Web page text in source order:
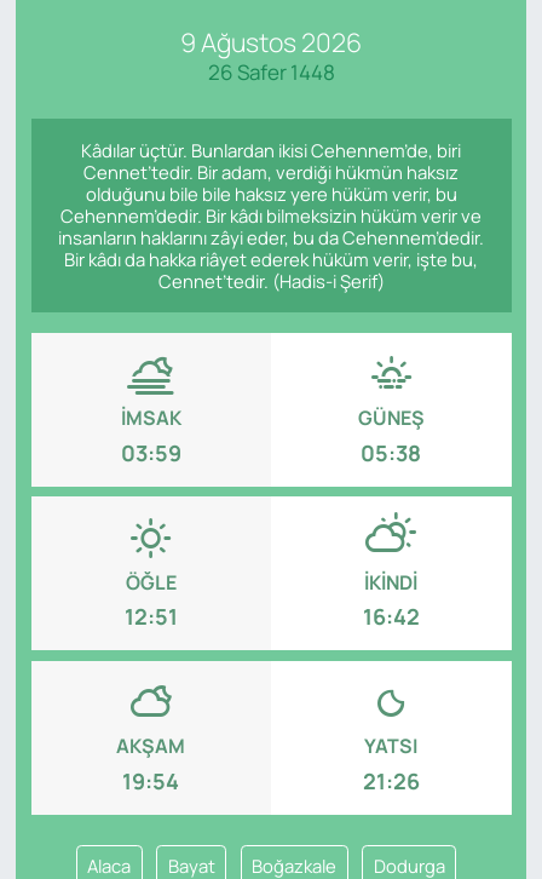
9 Ağustos 2026
26 Safer 1448
Kâdılar üçtür. Bunlardan ikisi Cehennem’de, biri
Cennet’tedir. Bir adam, verdiği hükmün haksız
olduğunu bile bile haksız yere hüküm verir, bu
Cehennem’dedir. Bir kâdı bilmeksizin hüküm verir ve
insanların haklarını zâyi eder, bu da Cehennem’dedir.
Bir kâdı da hakka riâyet ederek hüküm verir, işte bu,
Cennet’tedir. (Hadis-i Şerif)
İMSAK
03:59
GÜNEŞ
05:38
ÖĞLE
12:51
İKINDI
16:42
AKŞAM
19:54
YATSI
21:26
Alaca Bayat Boğazkale Dodurga
Son Dakika Haberleri